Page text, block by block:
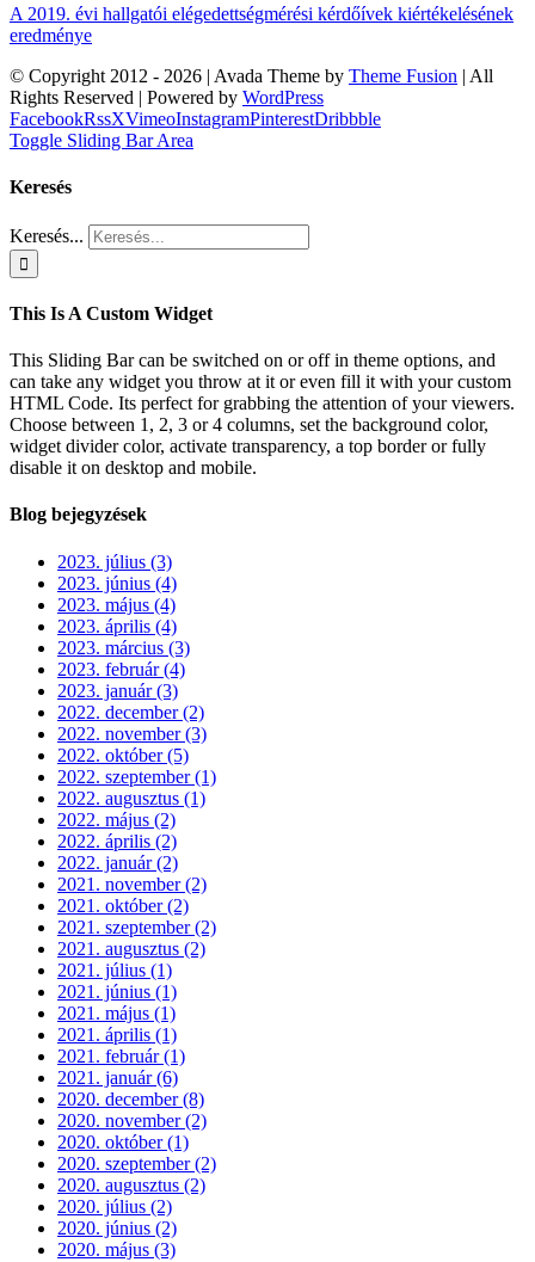
A 2019. évi hallgatói elégedettségmérési kérdőívek kiértékelésének
eredménye
© Copyright 2012 - 2026 | Avada Theme by Theme Fusion | All
Rights Reserved | Powered by WordPress
FacebookRssXVimeoInstagramPinterestDribbble
Toggle Sliding Bar Area
Keresés
Keresés...
This Is A Custom Widget
This Sliding Bar can be switched on or off in theme options, and
can take any widget you throw at it or even fill it with your custom
HTML Code. Its perfect for grabbing the attention of your viewers.
Choose between 1, 2, 3 or 4 columns, set the background color,
widget divider color, activate transparency, a top border or fully
disable it on desktop and mobile.
Blog bejegyzések
2023. július (3)
2023. június (4)
2023. május (4)
2023. április (4)
2023. március (3)
2023. február (4)
2023. január (3)
2022. december (2)
2022. november (3)
2022. október (5)
2022. szeptember (1)
2022. augusztus (1)
2022. május (2)
2022. április (2)
2022. január (2)
2021. november (2)
2021. október (2)
2021. szeptember (2)
2021. augusztus (2)
2021. július (1)
2021. június (1)
2021. május (1)
2021. április (1)
2021. február (1)
2021. január (6)
2020. december (8)
2020. november (2)
2020. október (1)
2020. szeptember (2)
2020. augusztus (2)
2020. július (2)
2020. június (2)
2020. május (3)